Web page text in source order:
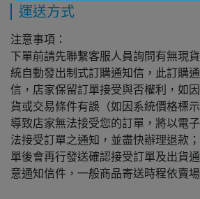
運送方式
注意事項：
下單前請先聯繫客服人員詢問有無現
統自動發出制式訂購通知信，此訂購
信，店家保留訂單接受與否權利，如
貨或交易條件有誤（如因系統價格標
導致店家無法接受您的訂單，將以電
法接受訂單之通知，並盡快辦理退款
單後會再行發送確認接受訂單及出貨
意通知信件，一般商品寄送時程依賣